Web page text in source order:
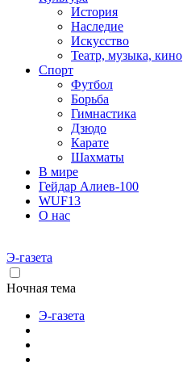
История
Наследие
Искусство
Театр, музыка, кино
Спорт
Футбол
Борьба
Гимнастика
Дзюдо
Карате
Шахматы
В мире
Гейдар Алиев-100
WUF13
О нас
Э-газета
Ночная тема
Э-газета